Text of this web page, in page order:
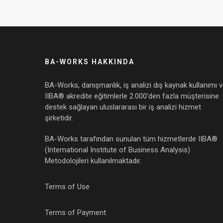
BA-WORKS HAKKINDA
BA-Works, danışmanlık, iş analizi dış kaynak kullanımı
IIBA® akredite eğitimlerle 2.000'den fazla müşterisine
destek sağlayan uluslararası bir iş analizi hizmet
şirketidir.
BA-Works tarafından sunulan tüm hizmetlerde IIBA®
(International Institute of Business Analysis)
Metodolojileri kullanılmaktadır.
Terms of Use
Terms of Payment